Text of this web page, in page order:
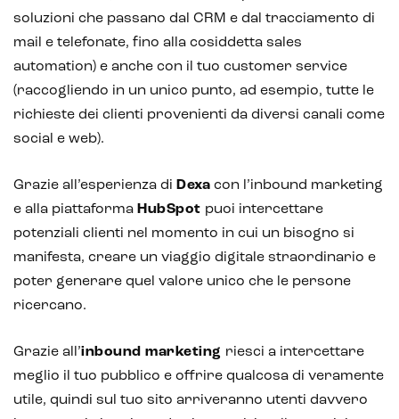
soluzioni che passano dal CRM e dal tracciamento di
mail e telefonate, fino alla cosiddetta sales
automation) e anche con il tuo customer service
(raccogliendo in un unico punto, ad esempio, tutte le
richieste dei clienti provenienti da diversi canali come
social e web).
Grazie all’esperienza di Dexa con l’inbound marketing
e alla piattaforma HubSpot puoi intercettare
potenziali clienti nel momento in cui un bisogno si
manifesta, creare un viaggio digitale straordinario e
poter generare quel valore unico che le persone
ricercano.
Grazie all’inbound marketing riesci a intercettare
meglio il tuo pubblico e offrire qualcosa di veramente
utile, quindi sul tuo sito arriveranno utenti davvero